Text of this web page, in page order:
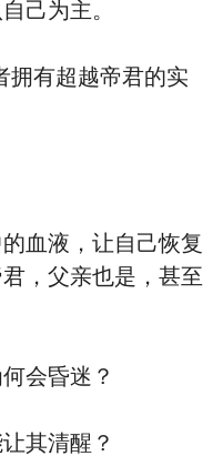
己为主。
有超越帝君的实
血液，让自己恢复
，父亲也是，甚至
会昏迷？
其清醒？